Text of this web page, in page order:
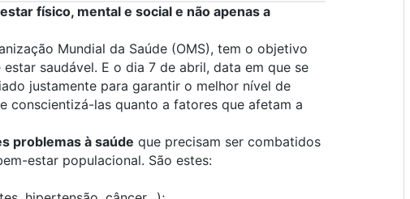
físico, mental e social e não apenas a
Mundial da Saúde (OMS), tem o objetivo
saudável. E o dia 7 de abril, data em que se
justamente para garantir o melhor nível de
conscientizá-las quanto a fatores que afetam a
problemas à saúde que precisam ser combatidos
estar populacional. São estes: